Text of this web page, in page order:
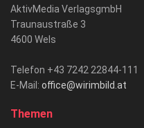
AktivMedia VerlagsgmbH
Traunaustraße 3
4600 Wels
Telefon +43 7242 22844-111
E-Mail: office@wirimbild.at
Themen